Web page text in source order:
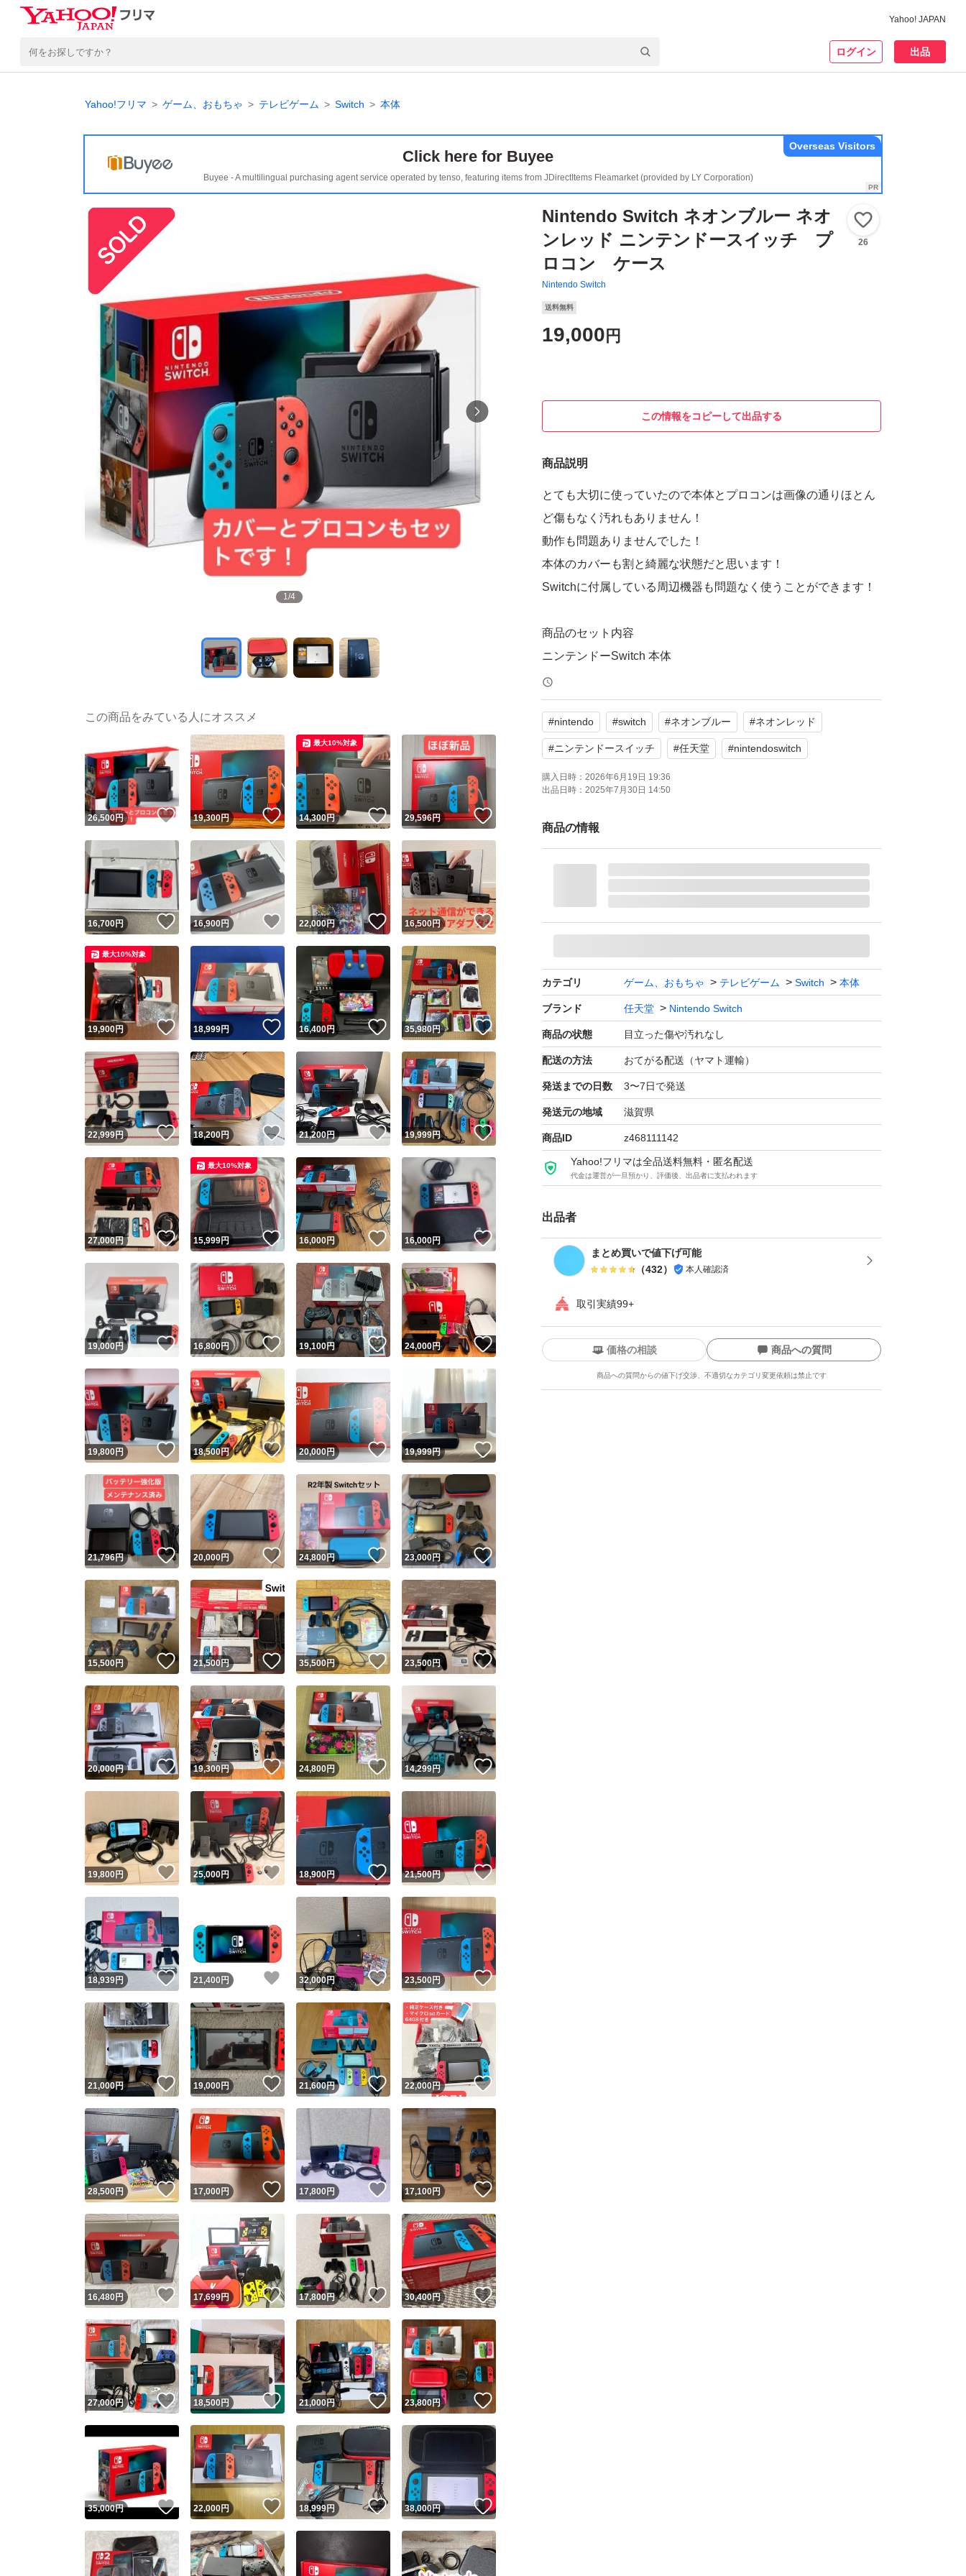
Yahoo! JAPAN
ログイン 出品
Yahoo!フリマ ゲーム、おもちゃ テレビゲーム Switch 本体
Click here for Buyee
Buyee - A multilingual purchasing agent service operated by tenso, featuring items from JDirectItems Fleamarket (provided by LY Corporation)
Overseas Visitors
1/4
Nintendo Switch ネオンブルー ネオ
ンレッド ニンテンドースイッチ プ
ロコン ケース
Nintendo Switch
26
送料無料
19,000 円
この情報をコピーして出品する
商品説明
とても大切に使っていたので本体とプロコンは画像の通りほとん
ど傷もなく汚れもありません！
動作も問題ありませんでした！
本体のカバーも割と綺麗な状態だと思います！
Switchに付属している周辺機器も問題なく使うことができます！
商品のセット内容
ニンテンドーSwitch 本体
ドック
ACアダプター （充電器）
ハイスピードHDMIケーブル
本体のケース
ニンテンドーSwitch 純正プロコントローラー （スマブラモデ
ル）
他に状態を確認したいものがあればコメントで気軽にお申し付け
ご購入お願い致します！
Nintendo Switch Joy-Con （L）ネオンブルー/（R）ネオンレッド
HAC-S-KABAA
ブランド：任天堂 Nintendo Switch
セット内容：本体のみ
パッケージ種類：通常版
色：レッド系 ブルー系
#nintendo #switch #ネオンブルー #ネオンレッド
#ニンテンドースイッチ #任天堂 #nintendoswitch
購入日時： 2026年6月19日 19:36
出品日時： 2025年7月30日 14:50
商品の情報
カテゴリ ゲーム、おもちゃ テレビゲーム Switch 本体
ブランド 任天堂 Nintendo Switch
商品の状態 目立った傷や汚れなし
配送の方法 おてがる配送（ヤマト運輸）
発送までの日数 3〜7日で発送
発送元の地域 滋賀県
商品ID z468111142
Yahoo!フリマは全品送料無料・匿名配送
代金は運営が一旦預かり、評価後、出品者に支払われます
出品者
まとめ買いで値下げ可能
（432） 本人確認済
取引実績99+
ユーザーの実績について
Yahoo!フリマが定めた一定の基準を満たしたユーザーにバッジを付与しています
安心取引出品者
安心取引出品者 Yahoo!フリマの基準をクリアした安心・安全なユーザーです
取引実績
取引実績◯+ このユーザーはYahoo!フリマの取引を完了させた実績があります
他フリマ実績◯+ このユーザーは他フリマサービスでの取引実績があります
スピード&安心発送
※このバッジは実績に基づく表示であり、発送を保証しているものではありません
スピード＆安心発送
このユーザーは高頻度で24時間以内＆設定した発送日数内に発送してい
ます
スピード発送 このユーザーは高頻度で24時間以内に発送しています
安心発送 このユーザーは設定した発送日数内に発送しています
価格の相談 商品への質問
商品への質問からの値下げ交渉、不適切なカテゴリ変更依頼は禁止です
この商品の情報をコピーします
商品画像の無断転載は禁止されています
コピーは1商品につき1回です
出品ページへ
この商品をみている人にオススメ
26,500円 いいね！
19,300円 いいね！
14,300円 いいね！
最大10%対象
29,596円
16,700円 いいね！
16,900円 いいね！
22,000円 いいね！
16,500円 いいね！
19,900円 いいね！
最大10%対象
18,999円 いいね！
16,400円 いいね！
35,980円 いいね！
22,999円 いいね！
18,200円 いいね！
21,200円 いいね！
19,999円 いいね！
27,000円 いいね！
15,999円 いいね！
最大10%対象
16,000円 いいね！
16,000円 いいね！
19,000円 いいね！
16,800円 いいね！
19,100円 いいね！
24,000円 いいね！
19,800円 いいね！
18,500円 いいね！
20,000円 いいね！
19,999円 いいね！
21,796円 いいね！
20,000円 いいね！
24,800円 いいね！
23,000円 いいね！
15,500円 いいね！
21,500 円 いいね！
35,500円 いいね！
23,500円 いいね！
20,000円 いいね！
19,300円 いいね！
24,800円 いいね！
14,299円 いいね！
19,800円 いいね！
25,000円 いいね！
18,900円 いいね！
21,500円 いいね！
18,939円 いいね！
21,400 円 いいね！
32,000円 いいね！
23,500円 いいね！
21,000円 いいね！
19,000円 いいね！
21,600円 いいね！
22,000円
28,500円 いいね！
17,000円 いいね！
17,800円 いいね！
17,100円 いいね！
16,480円 いいね！
17,699円 いいね！
17,800円 いいね！
30,400円 いいね！
27,000円 いいね！
18,500円 いいね！
21,000円 いいね！
23,800円 いいね！
35,000円 いいね！
22,000円 いいね！
18,999円 いいね！
38,000円 いいね！